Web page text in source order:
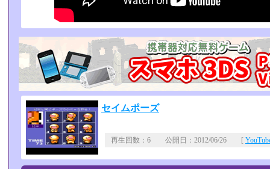
セイムポーズ
再生回数：6 公開日：2012/06/26 [